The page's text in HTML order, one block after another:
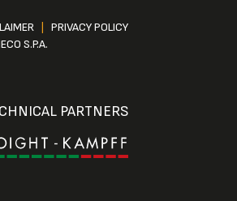
PRIVACY POLICY
S.P.A.
PARTNERS